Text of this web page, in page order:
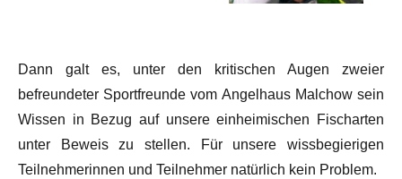
Dann galt es, unter den kritischen Augen zweier
befreundeter Sportfreunde vom Angelhaus Malchow sein
Wissen in Bezug auf unsere einheimischen Fischarten
unter Beweis zu stellen. Für unsere wissbegierigen
Teilnehmerinnen und Teilnehmer natürlich kein Problem.